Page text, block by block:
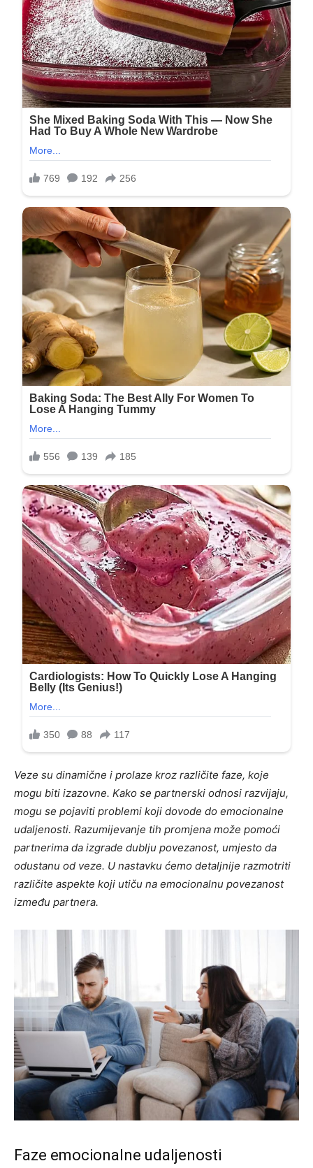
Veze su dinamične i prolaze kroz različite faze, koje
mogu biti izazovne. Kako se partnerski odnosi razvijaju,
mogu se pojaviti problemi koji dovode do emocionalne
udaljenosti. Razumijevanje tih promjena može pomoći
partnerima da izgrade dublju povezanost, umjesto da
odustanu od veze. U nastavku ćemo detaljnije razmotriti
različite aspekte koji utiču na emocionalnu povezanost
između partnera.
Faze emocionalne udaljenosti